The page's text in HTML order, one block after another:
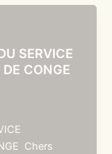
SERVICE
CONGE
Chers